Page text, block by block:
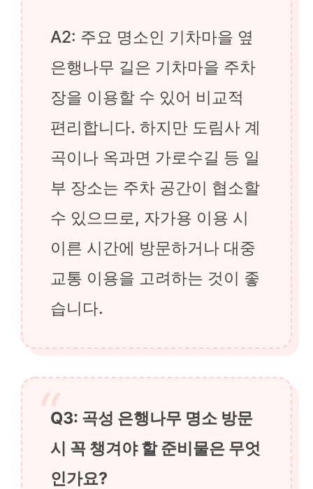
A2: 주요 명소인 기차마을 옆
은행나무 길은 기차마을 주차
장을 이용할 수 있어 비교적
편리합니다. 하지만 도림사 계
곡이나 옥과면 가로수길 등 일
부 장소는 주차 공간이 협소할
수 있으므로, 자가용 이용 시
이른 시간에 방문하거나 대중
교통 이용을 고려하는 것이 좋
습니다.
Q3: 곡성 은행나무 명소 방문
시 꼭 챙겨야 할 준비물은 무엇
인가요?